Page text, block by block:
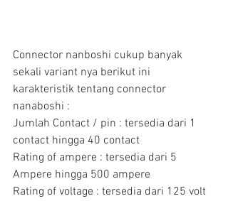
Connector nanboshi cukup banyak
sekali variant nya berikut ini
karakteristik tentang connector
nanaboshi :
Jumlah Contact / pin : tersedia dari 1
contact hingga 40 contact
Rating of ampere : tersedia dari 5
Ampere hingga 500 ampere
Rating of voltage : tersedia dari 125 volt